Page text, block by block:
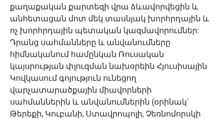
քաղաքական քարտեզի վրա ձևավորվեցին և
անհետացան մոտ մեկ տասնյակ խորհրդային և
ոչ խորհրդային պետական կազմավորումներ:
Դրանց սահմանները և անվանումները
հիմնականում համընկան Ռուսական
կայսրության փլուզման նախօրեին Հյուսիսային
Կովկասում գոյություն ունեցող
վարչատարածքային միավորների
սահմաններին և անվանումներին (օրինակ`
Թերեքի, Կուբանի, Ստավրոպոլի, Չեռնոմորսկի